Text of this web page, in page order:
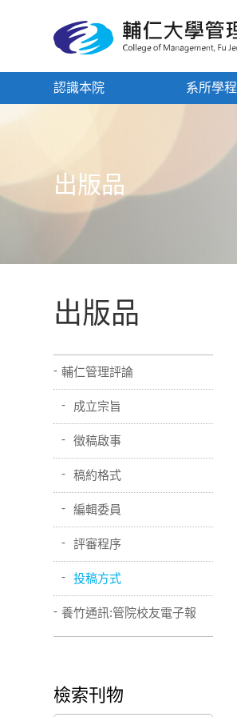
認識本院 系所學程
出版品
出版品
輔仁管理評論
成立宗旨
徵稿啟事
稿約格式
編輯委員
評審程序
投稿方式
養竹通訊:管院校友電子報
檢索刊物